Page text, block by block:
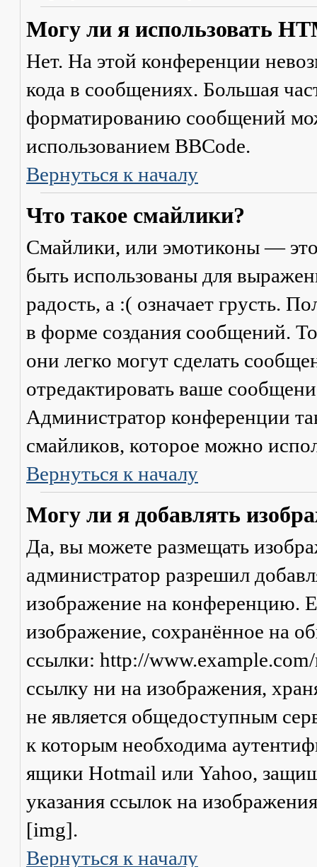
Могу ли я использовать
Нет. На этой конференции
кода в сообщениях. Большая
форматированию сообщений
использованием BBCode.
Вернуться к началу
Что такое смайлики?
Смайлики, или эмотиконы —
быть использованы для
радость, а :( означает грусть.
в форме создания сообщений.
они легко могут сделать
отредактировать ваше
Администратор конференции
смайликов, которое можно
Вернуться к началу
Могу ли я добавлять
Да, вы можете размещать
администратор разрешил
изображение на конференцию.
изображение, сохранённое на
ссылки: http://
ссылку ни на изображения,
не является общедоступным
к которым необходима
ящики Hotmail или Yahoo,
указания ссылок на
[img].
Вернуться к началу